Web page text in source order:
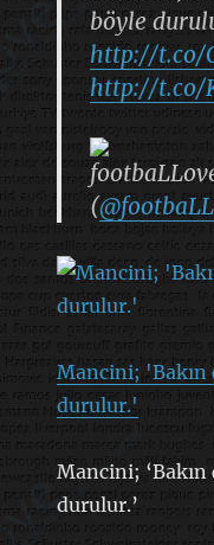
böyle
http://t.co/
http://t.co/
(
Mancini; 'Bakın
durulur.'
Mancini;
durulur.’